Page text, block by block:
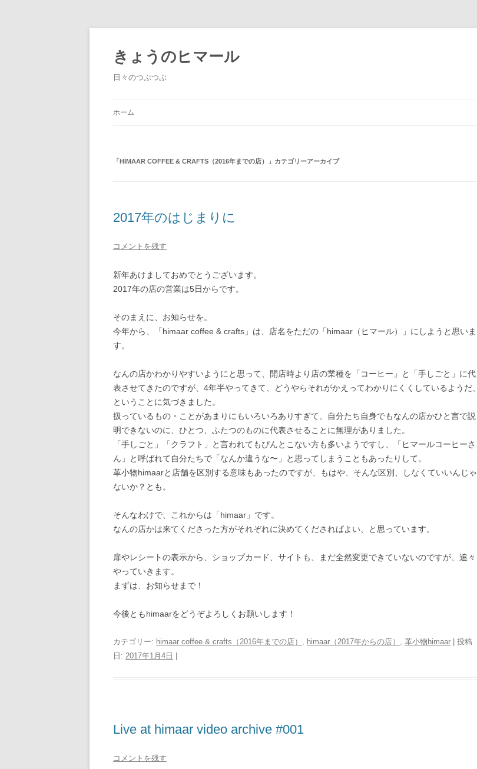
きょうのヒマール
日々のつぶつぶ
ホーム
「HIMAAR COFFEE & CRAFTS（2016年までの店） 」カテゴリーアーカイブ
2017年のはじまりに
コメントを残す
新年あけましておめでとうございます。
2017年の店の営業は5日からです。
そのまえに、お知らせを。
今年から、「himaar coffee & crafts」は、店名をただの「himaar（ヒマール）」にしようと思いま
す。
なんの店かわかりやすいようにと思って、開店時より店の業種を「コーヒー」と「手しごと」に代
表させてきたのですが、4年半やってきて、どうやらそれがかえってわかりにくくしているようだ、
ということに気づきました。
扱っているもの・ことがあまりにもいろいろありすぎて、自分たち自身でもなんの店かひと言で説
明できないのに、ひとつ、ふたつのものに代表させることに無理がありました。
「手しごと」「クラフト」と言われてもぴんとこない方も多いようですし、「ヒマールコーヒーさ
ん」と呼ばれて自分たちで「なんか違うな〜」と思ってしまうこともあったりして。
革小物himaarと店舗を区別する意味もあったのですが、もはや、そんな区別、しなくていいんじゃ
ないか？とも。
そんなわけで、これからは「himaar」です。
なんの店かは来てくださった方がそれぞれに決めてくださればよい、と思っています。
扉やレシートの表示から、ショップカード、サイトも、まだ全然変更できていないのですが、追々
やっていきます。
まずは、お知らせまで！
今後ともhimaarをどうぞよろしくお願いします！
カテゴリー: himaar coffee & crafts（2016年までの店） , himaar（2017年からの店） , 革小物himaar | 投稿
日: 2017年1月4日
Live at himaar video archive #001
コメントを残す